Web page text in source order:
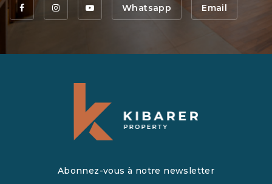
Whatsapp Email
Abonnez-vous à notre newsletter